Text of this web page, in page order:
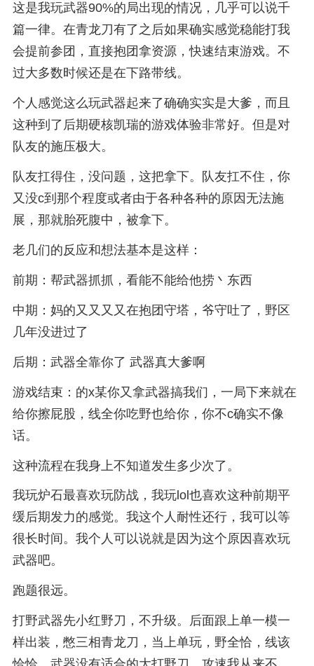
这是我玩武器90%的局出现的情况，几乎可以说千
篇一律。在青龙刀有了之后如果确实感觉稳能打我
会提前参团，直接抱团拿资源，快速结束游戏。不
过大多数时候还是在下路带线。
个人感觉这么玩武器起来了确确实实是大爹，而且
这种到了后期硬核凯瑞的游戏体验非常好。但是对
队友的施压极大。
队友扛得住，没问题，这把拿下。队友扛不住，你
又没c到那个程度或者由于各种各种的原因无法施
展，那就胎死腹中，被拿下。
老几们的反应和想法基本是这样：
前期：帮武器抓抓，看能不能给他捞丶东西
中期：妈的又又又又在抱团守塔，爷守吐了，野区
几年没进过了
后期：武器全靠你了 武器真大爹啊
游戏结束：的x某你又拿武器搞我们，一局下来就在
给你擦屁股，线全你吃野也给你，你不c确实不像
话。
这种流程在我身上不知道发生多少次了。
我玩炉石最喜欢玩防战，我玩lol也喜欢这种前期平
缓后期发力的感觉。我这个人耐性还行，我可以等
很长时间。我个人可以说就是因为这个原因喜欢玩
武器吧。
跑题很远。
打野武器先小红野刀，不升级。后面跟上单一模一
样出装，憋三相青龙刀，当上单玩，野全恰，线该